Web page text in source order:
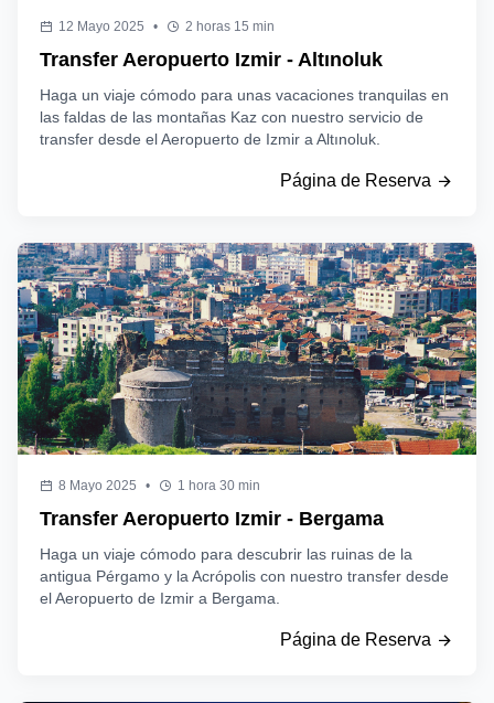
12 Mayo 2025 • 2 horas 15 min
Transfer Aeropuerto Izmir - Altınoluk
Haga un viaje cómodo para unas vacaciones tranquilas en
las faldas de las montañas Kaz con nuestro servicio de
transfer desde el Aeropuerto de Izmir a Altınoluk.
Página de Reserva
8 Mayo 2025 • 1 hora 30 min
Transfer Aeropuerto Izmir - Bergama
Haga un viaje cómodo para descubrir las ruinas de la
antigua Pérgamo y la Acrópolis con nuestro transfer desde
el Aeropuerto de Izmir a Bergama.
Página de Reserva